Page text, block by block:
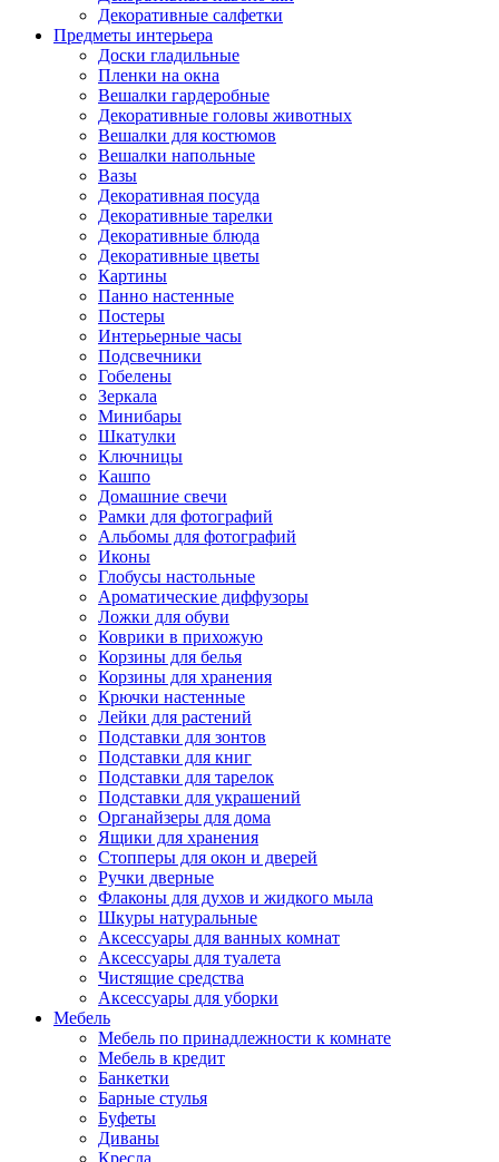
Декоративные салфетки
Предметы интерьера
Доски гладильные
Пленки на окна
Вешалки гардеробные
Декоративные головы животных
Вешалки для костюмов
Вешалки напольные
Вазы
Декоративная посуда
Декоративные тарелки
Декоративные блюда
Декоративные цветы
Картины
Панно настенные
Постеры
Интерьерные часы
Подсвечники
Гобелены
Зеркала
Минибары
Шкатулки
Ключницы
Кашпо
Домашние свечи
Рамки для фотографий
Альбомы для фотографий
Иконы
Глобусы настольные
Ароматические диффузоры
Ложки для обуви
Коврики в прихожую
Корзины для белья
Корзины для хранения
Крючки настенные
Лейки для растений
Подставки для зонтов
Подставки для книг
Подставки для тарелок
Подставки для украшений
Органайзеры для дома
Ящики для хранения
Стопперы для окон и дверей
Ручки дверные
Флаконы для духов и жидкого мыла
Шкуры натуральные
Аксессуары для ванных комнат
Аксессуары для туалета
Чистящие средства
Аксессуары для уборки
Мебель
Мебель по принадлежности к комнате
Мебель в кредит
Банкетки
Барные стулья
Буфеты
Диваны
Кресла